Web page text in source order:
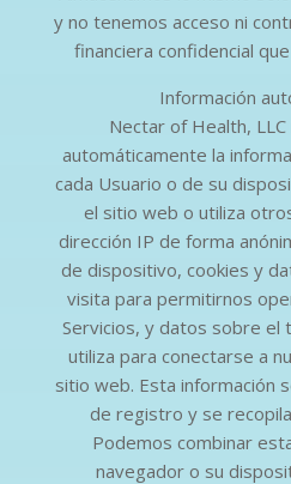
y no tenemos acceso ni
financiera confidencial
Información
Nectar of Health,
automáticamente la
cada Usuario o de su
el sitio web o utiliza
dirección IP de forma
de dispositivo, cookies y
visita para permitirnos
Servicios, y datos sobre el
utiliza para conectarse a
sitio web. Esta información
de registro y se
Podemos combinar
navegador o su